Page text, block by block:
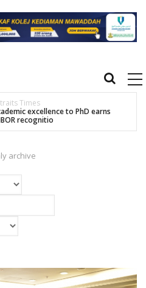
Times
excellence to PhD earns
recognitio
archive